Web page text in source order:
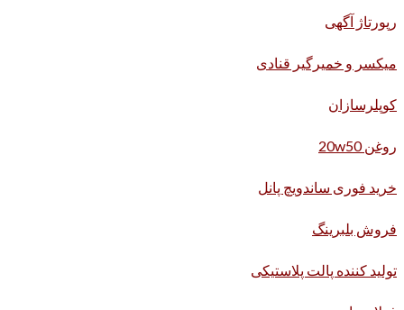
رپورتاژ آگهی
میکسر و خمیرگیر قنادی
کوپلرسازان
روغن 20w50
خرید فوری ساندویچ پانل
فروش بلبرینگ
تولید کننده پالت پلاستیکی